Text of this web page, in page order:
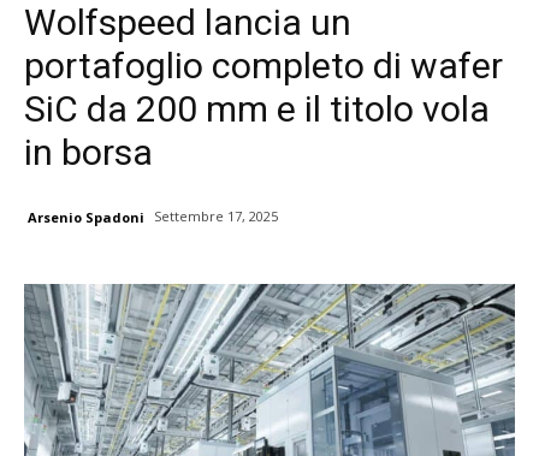
Wolfspeed lancia un
portafoglio completo di wafer
SiC da 200 mm e il titolo vola
in borsa
Arsenio Spadoni Settembre 17, 2025